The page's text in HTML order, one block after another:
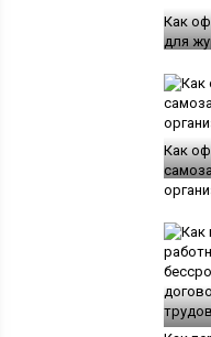
Как
для
Как